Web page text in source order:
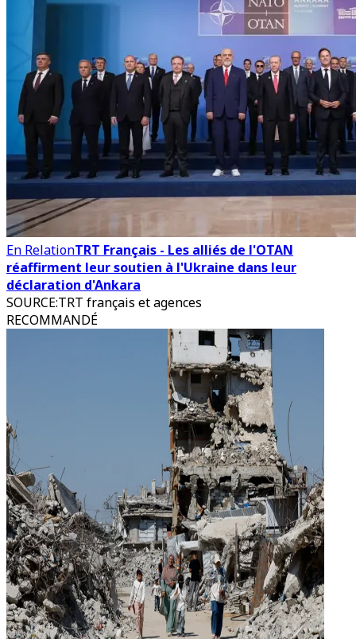
En RelationTRT Français - Les alliés de l'OTAN
réaffirment leur soutien à l'Ukraine dans leur
déclaration d'Ankara
SOURCE:TRT français et agences
RECOMMANDÉ